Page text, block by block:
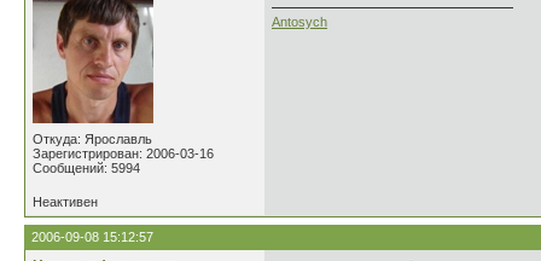
Откуда: Ярославль
Зарегистрирован: 2006-03-16
Сообщений: 5994
Antosych
Неактивен
2006-09-08 15:12:57